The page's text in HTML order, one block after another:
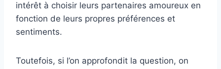
intérêt à choisir leurs partenaires amoureux en
fonction de leurs propres préférences et
sentiments.
Toutefois, si l’on approfondit la question, on